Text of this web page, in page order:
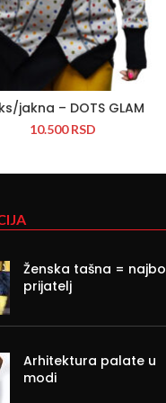
jakna – DOTS GLAM
10.500RSD
Ženska tašna =
prijatelj
Arhitektura palate u
modi